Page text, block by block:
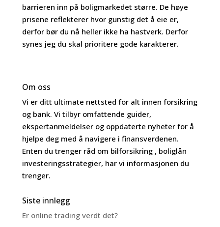
barrieren inn på boligmarkedet større. De høye
prisene reflekterer hvor gunstig det å eie er,
derfor bør du nå heller ikke ha hastverk. Derfor
synes jeg du skal prioritere gode karakterer.
Om oss
Vi er ditt ultimate nettsted for alt innen forsikring
og bank. Vi tilbyr omfattende guider,
ekspertanmeldelser og oppdaterte nyheter for å
hjelpe deg med å navigere i finansverdenen.
Enten du trenger råd om bilforsikring , boliglån
investeringsstrategier, har vi informasjonen du
trenger.
Siste innlegg
Er online trading verdt det?